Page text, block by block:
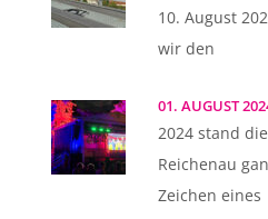
10. August
wir den
01. AUGUST
2024 stand
Reichenau
Zeichen eines